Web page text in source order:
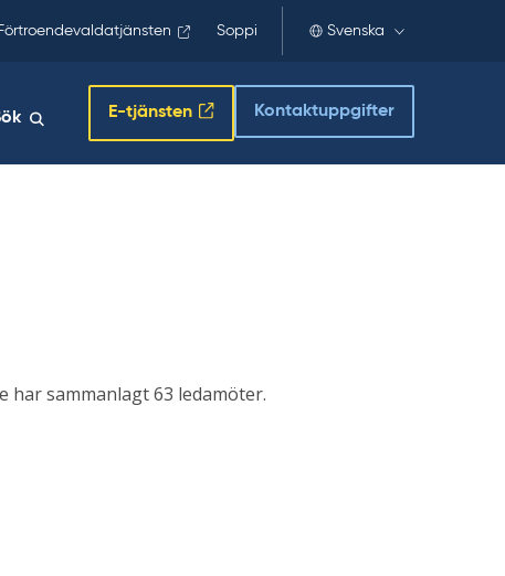
Förtroendevaldatjänsten Soppi Svenska
E-tjänsten Kontaktuppgifter
har sammanlagt 63 ledamöter.